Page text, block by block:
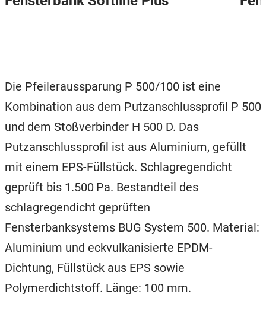
Die Pfeileraussparung P 500/100 ist eine
Kombination aus dem Putzanschlussprofil P 500
und dem Stoßverbinder H 500 D. Das
Putzanschlussprofil ist aus Aluminium, gefüllt
mit einem EPS-Füllstück. Schlagregendicht
geprüft bis 1.500 Pa. Bestandteil des
schlagregendicht geprüften
Fensterbanksystems BUG System 500. Material:
Aluminium und eckvulkanisierte EPDM-
Dichtung, Füllstück aus EPS sowie
Polymerdichtstoff. Länge: 100 mm.